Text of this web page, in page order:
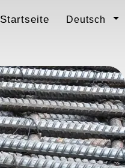
Startseite Deutsch